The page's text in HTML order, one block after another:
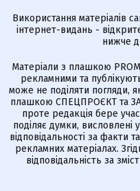
Використання матеріалів
інтернет-видань -
нижче
Матеріали з плашкою
рекламними та
може не поділяти погляди,
плашкою СПЕЦПРОЄКТ та
проте редакція бере
поділяє думки, висловлені
відповідальності за факти
рекламних матеріалах.
відповідальність за